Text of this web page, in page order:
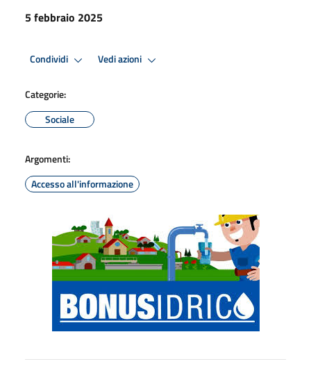
5 febbraio 2025
Condividi Vedi azioni
Categorie:
Sociale
Argomenti:
Accesso all'informazione